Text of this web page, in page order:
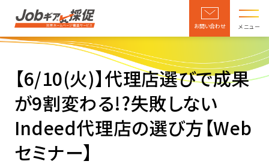
お問い合わせ メニュー
【6/10(火)】代理店選びで成果
が9割変わる!?失敗しない
Indeed代理店の選び方【Web
セミナー】